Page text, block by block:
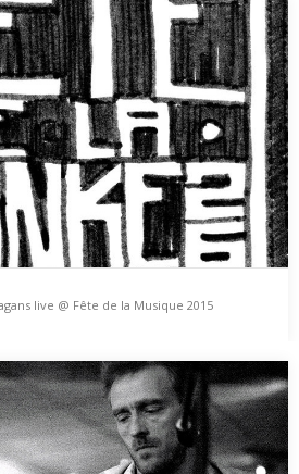
Kanadagans live in Rostock
wilde August in der Familie der
in seine letzten…
live @ Fête de la Musique
in der Brinke 26 in Greifswald
live @ Fête de la Musique 2015